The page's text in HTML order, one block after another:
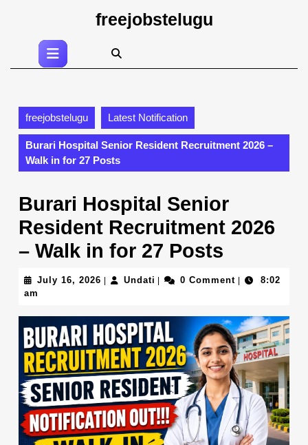
to
freejobstelugu
Open
Button
freejobstelugu Latest Notification
Burari Hospital Senior Resident Recruitment 2026 –
Walk in for 27 Posts
Burari Hospital Senior
Resident Recruitment 2026
– Walk in for 27 Posts
July 16, 2026 July Undati Undati0 Comment
8:02
am